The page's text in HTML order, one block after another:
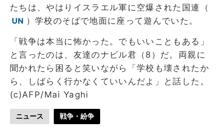
たちは、やはりイスラエル軍に空爆された国連（
UN ）学校のそばで地面に座って遊んでいた。
「戦争は本当に怖かった。でもいいこともある」
と言ったのは、友達のナビル君（8）だ。両親に
聞かれたら困ると笑いながら「学校も壊されたか
ら、しばらく行かなくていいんだよ」と話した。
(c)AFP/Mai Yaghi
ニュース 戦争・紛争